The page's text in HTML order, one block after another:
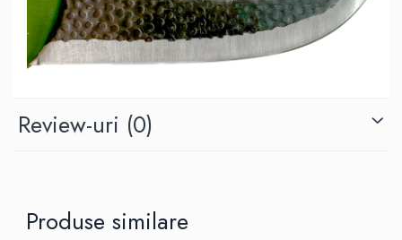
Review-uri (0)
Produse similare